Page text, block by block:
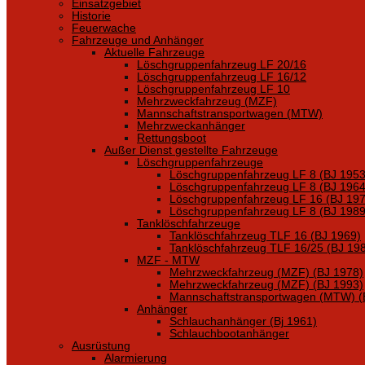
Einsatzgebiet
Historie
Feuerwache
Fahrzeuge und Anhänger
Aktuelle Fahrzeuge
Löschgruppenfahrzeug LF 20/16
Löschgruppenfahrzeug LF 16/12
Löschgruppenfahrzeug LF 10
Mehrzweckfahrzeug (MZF)
Mannschaftstransportwagen (MTW)
Mehrzweckanhänger
Rettungsboot
Außer Dienst gestellte Fahrzeuge
Löschgruppenfahrzeuge
Löschgruppenfahrzeug LF 8 (BJ
Löschgruppenfahrzeug LF 8 (BJ
Löschgruppenfahrzeug LF 16 (BJ
Löschgruppenfahrzeug LF 8 (BJ
Tanklöschfahrzeuge
Tanklöschfahrzeug TLF 16 (BJ 1969)
Tanklöschfahrzeug TLF 16/25 (BJ
MZF - MTW
Mehrzweckfahrzeug (MZF) (BJ 1978)
Mehrzweckfahrzeug (MZF) (BJ 1993)
Mannschaftstransportwagen (MTW)
Anhänger
Schlauchanhänger (Bj 1961)
Schlauchbootanhänger
Ausrüstung
Alarmierung